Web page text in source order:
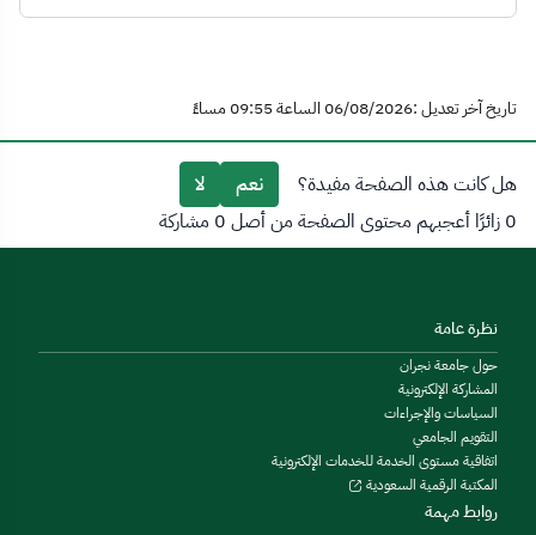
تاريخ آخر تعديل :06/08/2026 الساعة 09:55 مساءً
هل كانت هذه الصفحة مفيدة؟ نعم
لا
0 زائرًا أعجبهم محتوى الصفحة من أصل 0 مشاركة
نظرة عامة
حول جامعة نجران
المشاركة الإلكترونية
السياسات والإجراءات
التقويم الجامعي
اتفاقية مستوى الخدمة للخدمات الإلكترونية
المكتبة الرقمية السعودية
روابط مهمة